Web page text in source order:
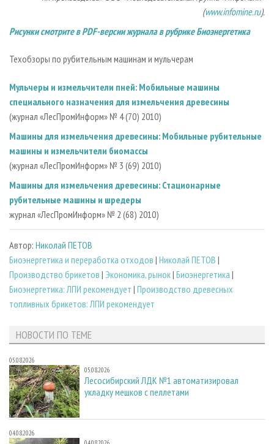
(www.infomine.ru).
Рисунки смотрите в PDF-версии журнала в рубрике Биоэнергетика
Техобзоры по рубительным машинам и мульчерам
Мульчеры и измельчители пней: Мобильные машины
специального назначения для измельчения древесины
(журнал «ЛесПромИнформ» № 4 (70) 2010)
Машины для измельчения древесины: Мобильные рубительные
машины и измельчители биомассы
(журнал «ЛесПромИнформ» № 3 (69) 2010)
Машины для измельчения древесины: Стационарные
рубительные машины и шредеры
журнал «ЛесПромИнформ» № 2 (68) 2010)
Автор: Николай ПЕТОВ
Биoэнергетика и переработка отходов | Николай ПЕТОВ |
Производство брикетов | Экономика, рынок| Биоэнергетика |
Биоэнергетика: ЛПИ рекомендует | Производство древесных
топливных брикетов: ЛПИ рекомендует
НОВОСТИ ПО ТЕМЕ
05.08.2026
05.08.2026
Лесосибирский ЛДК №1 автоматизировал
укладку мешков с пеллетами
04.08.2026